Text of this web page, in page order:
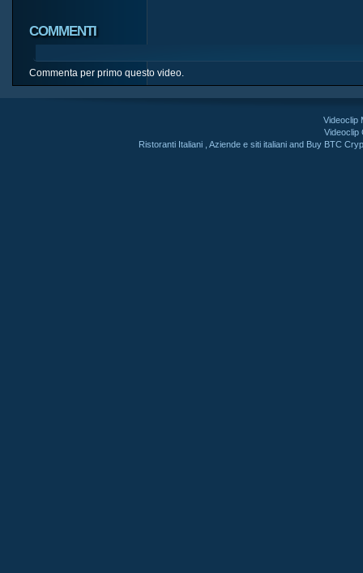
COMMENTI
Commenta per primo questo video.
Videoclip
Videoclip
Ristoranti Italiani ,Aziende e siti italiani and Buy BTC